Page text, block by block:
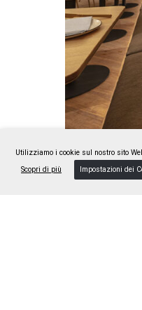
Utilizziamo i cookie sul nostro sito
Scopri di più
Impostazioni dei